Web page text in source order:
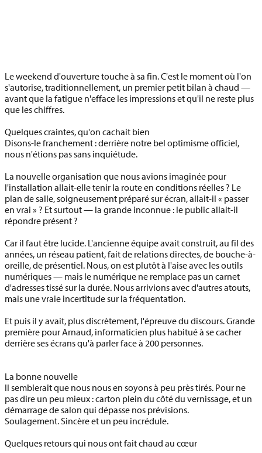
Le weekend d'ouverture touche à sa fin. C'est le moment où l'on
s'autorise, traditionnellement, un premier petit bilan à chaud —
avant que la fatigue n'efface les impressions et qu'il ne reste plus
que les chiffres.
Quelques craintes, qu'on cachait bien
Disons-le franchement : derrière notre bel optimisme officiel,
nous n'étions pas sans inquiétude.
La nouvelle organisation que nous avions imaginée pour
l'installation allait-elle tenir la route en conditions réelles ? Le
plan de salle, soigneusement préparé sur écran, allait-il « passer
en vrai » ? Et surtout — la grande inconnue : le public allait-il
répondre présent ?
Car il faut être lucide. L'ancienne équipe avait construit, au fil des
années, un réseau patient, fait de relations directes, de bouche-à-
oreille, de présentiel. Nous, on est plutôt à l'aise avec les outils
numériques — mais le numérique ne remplace pas un carnet
d'adresses tissé sur la durée. Nous arrivions avec d'autres atouts,
mais une vraie incertitude sur la fréquentation.
Et puis il y avait, plus discrètement, l'épreuve du discours. Grande
première pour Arnaud, informaticien plus habitué à se cacher
derrière ses écrans qu'à parler face à 200 personnes.
La bonne nouvelle
Il semblerait que nous nous en soyons à peu près tirés. Pour ne
pas dire un peu mieux : carton plein du côté du vernissage, et un
démarrage de salon qui dépasse nos prévisions.
Soulagement. Sincère et un peu incrédule.
Quelques retours qui nous ont fait chaud au cœur